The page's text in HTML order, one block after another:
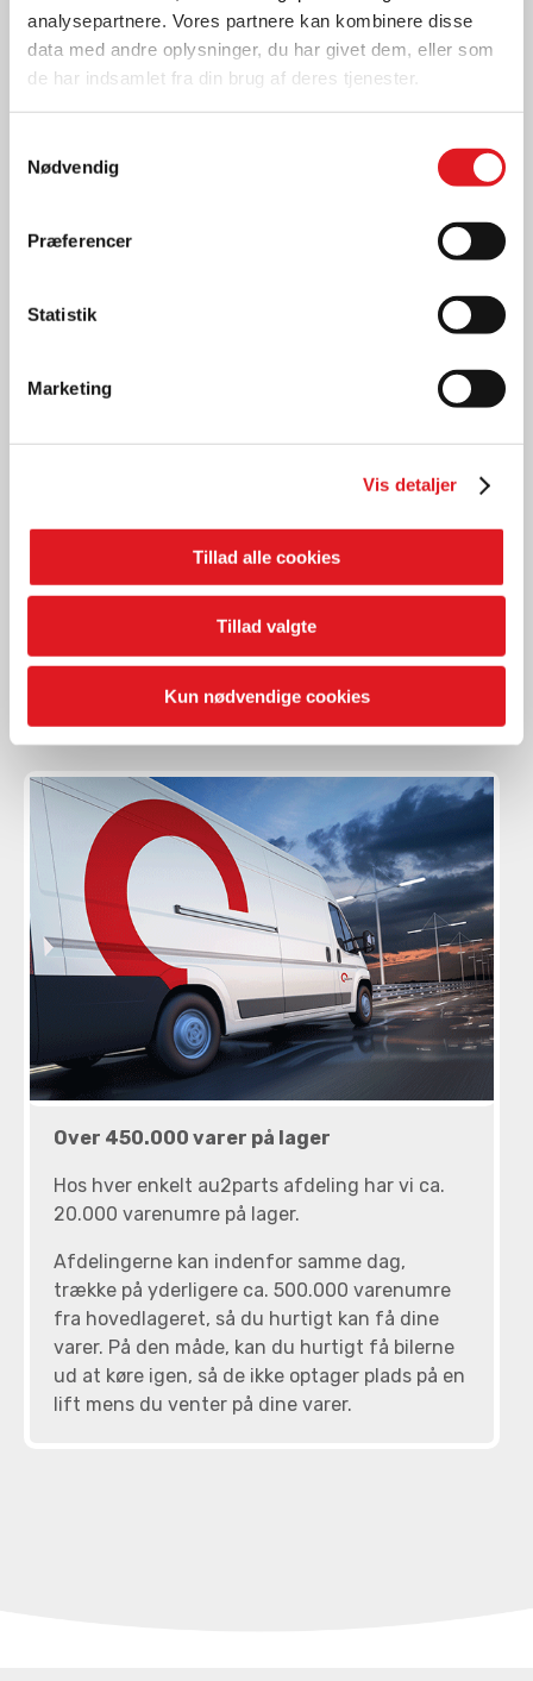
analysepartnere. Vores partnere kan kombinere disse
data med andre oplysninger, du har givet dem, eller som
de har indsamlet fra din brug af deres tjenester.
Nødvendig
Præferencer
Statistik
Marketing
Vis detaljer
Tillad alle cookies
Tillad valgte
Kun nødvendige cookies
Car of the year 2022 og Årets bil i
Hos au2parts ønsker vi stort tillykke til
Ioniq 5 som Årets bil i Danmark og Kia EV6 for
- Filtre
og meget mere, til Hyundai Ioniq 5 og Kia EV6 i
au2parts‘ webkatalog, au2web.
Over 450.000 varer på lager
Hos hver enkelt au2parts afdeling har vi ca.
20.000 varenumre på lager.
Afdelingerne kan indenfor samme dag,
trække på yderligere ca. 500.000 varenumre
fra hovedlageret, så du hurtigt kan få dine
varer. På den måde, kan du hurtigt få bilerne
ud at køre igen, så de ikke optager plads på en
lift mens du venter på dine varer.